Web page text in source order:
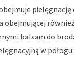
pielęgnację
obejmującej
balsam do
w